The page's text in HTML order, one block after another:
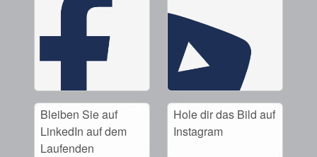
Bleiben Sie auf
LinkedIn auf dem
Laufenden
Hole dir das Bild auf
Instagram